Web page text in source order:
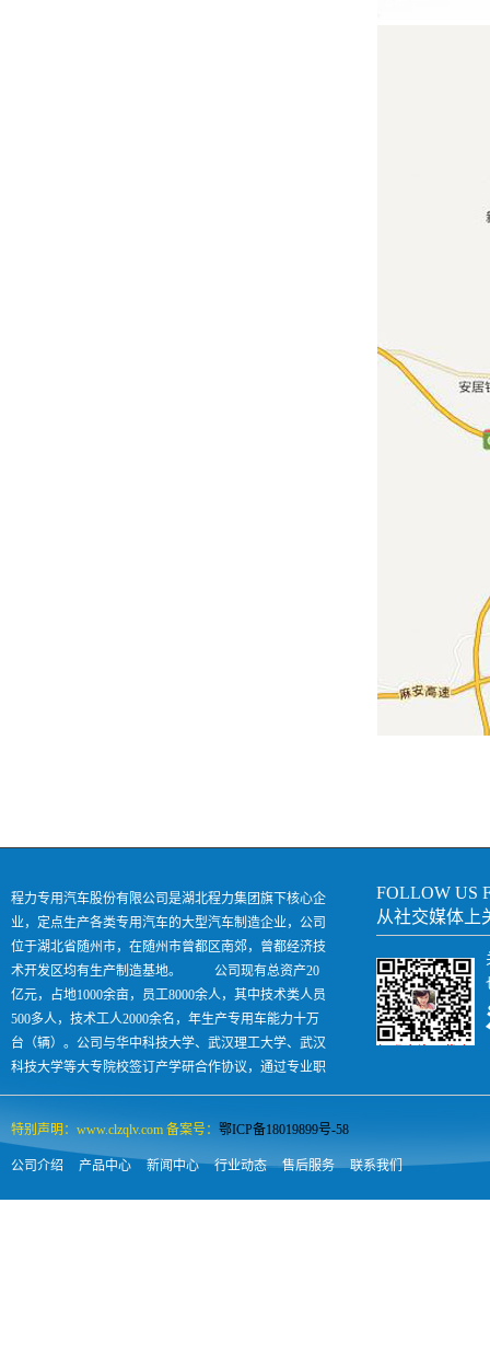
程力专用汽车股份有限公司是湖北程力集团旗下核心企
业，定点生产各类专用汽车的大型汽车制造企业，公司
位于湖北省随州市，在随州市曾都区南郊，曾都经济技
术开发区均有生产制造基地。 公司现有总资产20
亿元，占地1000余亩，员工8000余人，其中技术类人员
500多人，技术工人2000余名，年生产专用车能力十万
台（辆）。公司与华中科技大学、武汉理工大学、武汉
科技大学等大专院校签订产学研合作协议，通过专业职
业技术培训每年向社会输出各类汽车人才500余人，是
FOLLOW US
从社交媒体上
特别声明：www.clzqlv.com 备案号： 鄂ICP备18019899号-58
公司介绍 产品中心 新闻中心 行业动态 售后服务 联系我们